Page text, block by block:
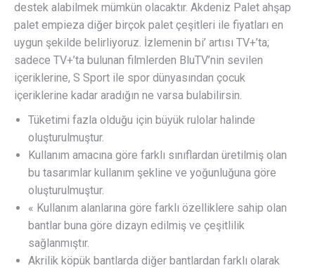
destek alabilmek mümkün olacaktır. Akdeniz Palet ahşap
palet empieza diğer birçok palet çeşitleri ile fiyatları en
uygun şekilde belirliyoruz. İzlemenin bi’ artısı TV+’ta;
sadece TV+’ta bulunan filmlerden BluTV’nin sevilen
içeriklerine, S Sport ile spor dünyasından çocuk
içeriklerine kadar aradığın ne varsa bulabilirsin.
Tüketimi fazla olduğu için büyük rulolar halinde
oluşturulmuştur.
Kullanım amacına göre farklı sınıflardan üretilmiş olan
bu tasarımlar kullanım şekline ve yoğunluğuna göre
oluşturulmuştur.
« Kullanım alanlarına göre farklı özelliklere sahip olan
bantlar buna göre dizayn edilmiş ve çeşitlilik
sağlanmıştır.
Akrilik köpük bantlarda diğer bantlardan farklı olarak